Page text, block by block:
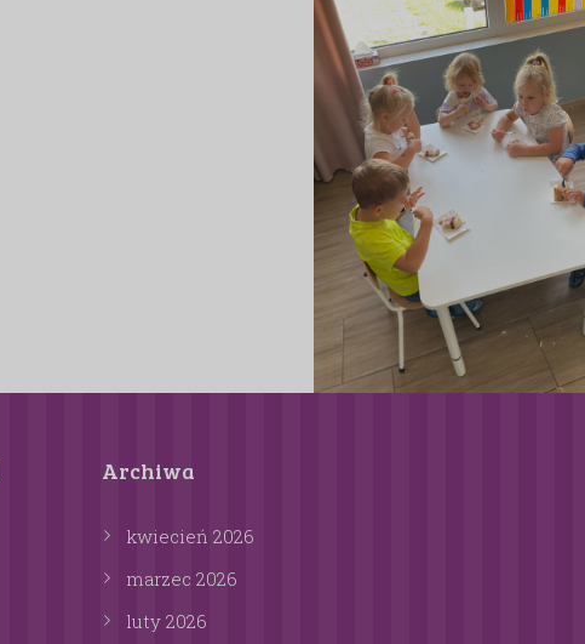
Archiwa
kwiecień 2026
marzec 2026
luty 2026